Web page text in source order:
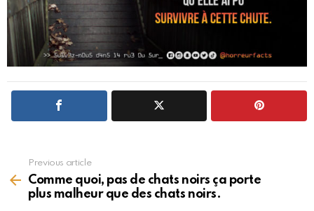
more
Previous article
Comme quoi, pas de chats noirs ça porte
plus malheur que des chats noirs.